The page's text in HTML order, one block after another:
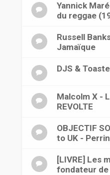
Yannick
du reggae
Russell
Jamaïque
DJS &
Malcolm X -
REVOLTE
OBJECTIF
to UK -
[LIVRE] Les
fondateur de